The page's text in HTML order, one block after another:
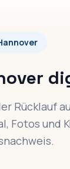
Rücklauf
Fotos und